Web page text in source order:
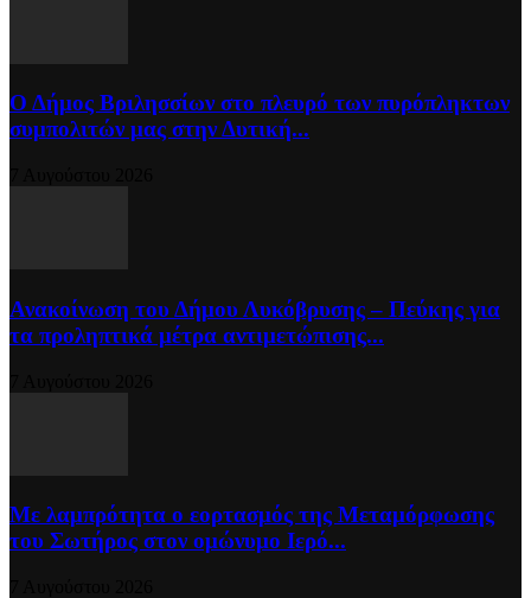
Ο Δήμος Βριλησσίων στο πλευρό των πυρόπληκτων
συμπολιτών μας στην Δυτική...
Ανακοίνωση του Δήμου Λυκόβρυσης – Πεύκης για
τα προληπτικά μέτρα αντιμετώπισης...
Με λαμπρότητα ο εορτασμός της Μεταμόρφωσης
του Σωτήρος στον ομώνυμο Ιερό...